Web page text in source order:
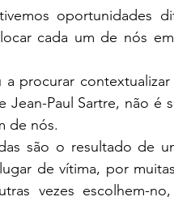
oportunidades
cada um de nós
procurar
Jean-Paul Sartre, não
de nós.
são o resultado de
de vítima, por
vezes escolhem-